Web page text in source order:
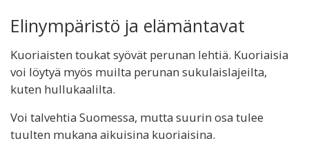
Elinympäristö ja elämäntavat
Kuoriaisten toukat syövät perunan lehtiä. Kuoriaisia
voi löytyä myös muilta perunan sukulaislajeilta,
kuten hullukaalilta.
Voi talvehtia Suomessa, mutta suurin osa tulee
tuulten mukana aikuisina kuoriaisina.